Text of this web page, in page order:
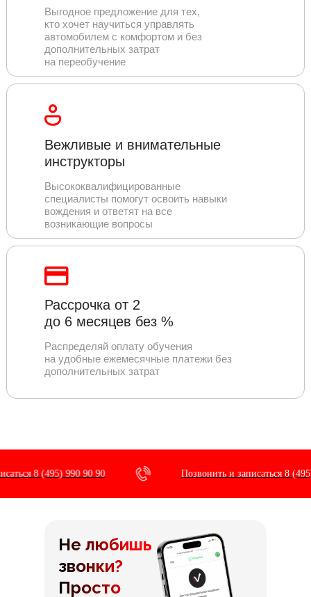
Выгодное предложение для тех,
кто хочет научиться управлять
автомобилем с комфортом и без
дополнительных затрат
на переобучение
Вежливые и внимательные
инструкторы
Высококвалифицированные
специалисты помогут освоить навыки
вождения и ответят на все
возникающие вопросы
Рассрочка от 2
до 6 месяцев без %
Распределяй оплату обучения
на удобные ежемесячные платежи без
дополнительных затрат
8 (495) 990 90 90 Позвонить и записаться 8 (495)
Не любишь
звонки?
Просто